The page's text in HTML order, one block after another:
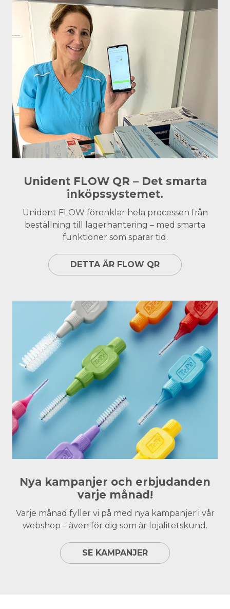
Unident FLOW QR – Det smarta
inköpssystemet.
Unident FLOW förenklar hela processen från
beställning till lagerhantering – med smarta
funktioner som sparar tid.
DETTA ÄR FLOW QR
Nya kampanjer och erbjudanden
varje månad!
Varje månad fyller vi på med nya kampanjer i vår
webshop – även för dig som är lojalitetskund.
SE KAMPANJER